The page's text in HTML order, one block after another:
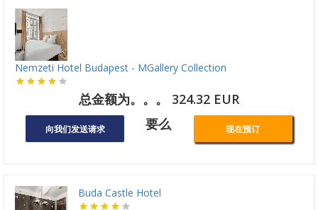
Nemzeti Hotel Budapest - MGallery Collection
总金额为。。。 324.32 EUR
向我们发送请求 要么 现在预订
Buda Castle Hotel